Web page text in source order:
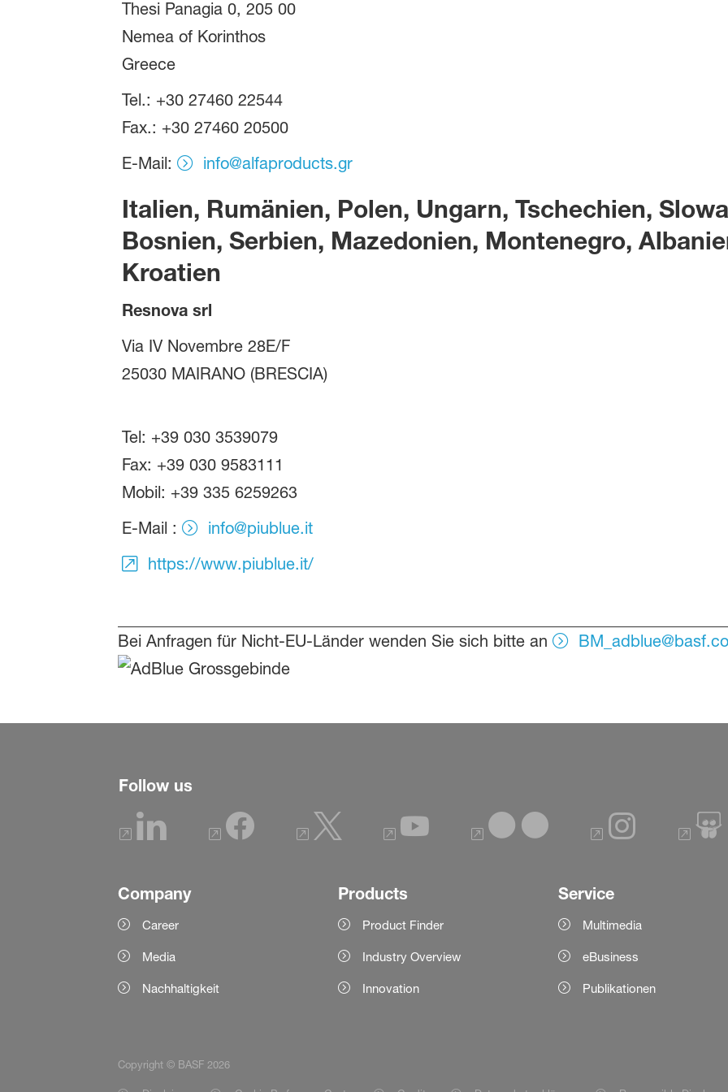
Thesi Panagia 0, 205 00
Nemea of Korinthos
Greece
Tel.: +30 27460 22544
Fax.: +30 27460 20500
E-Mail:
info@alfaproducts.gr
Italien, Rumänien, Polen, Ungarn, Tschechien,
Bosnien, Serbien, Mazedonien, Montenegro,
Kroatien
Resnova srl
Via IV Novembre 28E/F
25030 MAIRANO (BRESCIA)
Tel: +39 030 3539079
Fax: +39 030 9583111
Mobil: +39 335 6259263
E-Mail :
info@piublue.it
https://www.piublue.it/
Bei Anfragen für Nicht-EU-Länder wenden Sie sich bitte an
Follow us
Company
Career
Media
Nachhaltigkeit
Products
Product Finder
Industry Overview
Innovation
Service
Multimedia
eBusiness
Publikationen
Copyright © BASF 2026